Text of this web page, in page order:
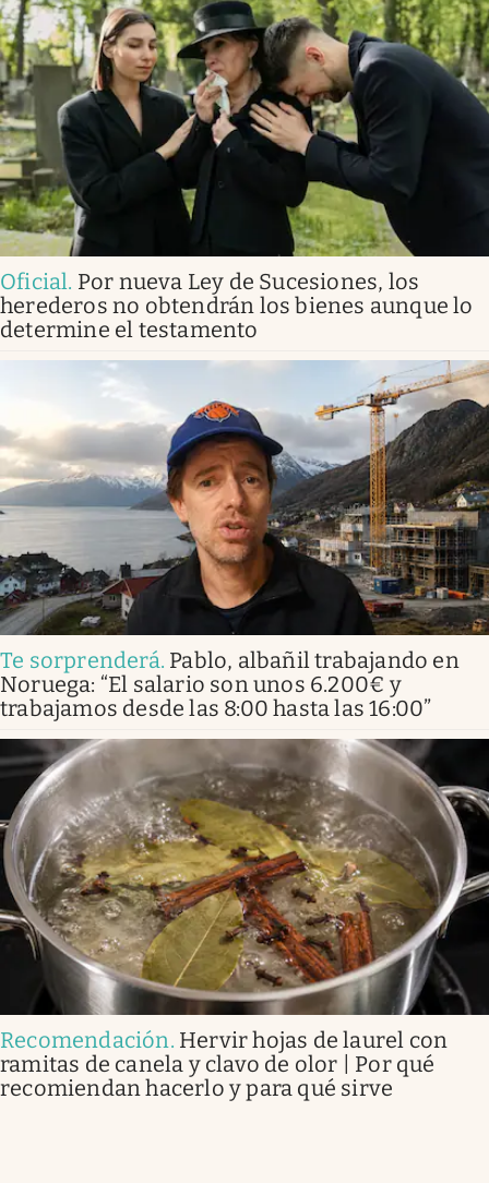
Oficial. Por nueva Ley de Sucesiones, los
herederos no obtendrán los bienes aunque lo
determine el testamento
Te sorprenderá. Pablo, albañil trabajando en
Noruega: “El salario son unos 6.200€ y
trabajamos desde las 8:00 hasta las 16:00”
Recomendación. Hervir hojas de laurel con
ramitas de canela y clavo de olor | Por qué
recomiendan hacerlo y para qué sirve